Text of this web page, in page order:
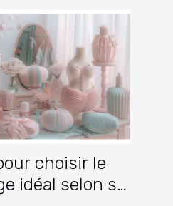
choisir le
idéal selon sa